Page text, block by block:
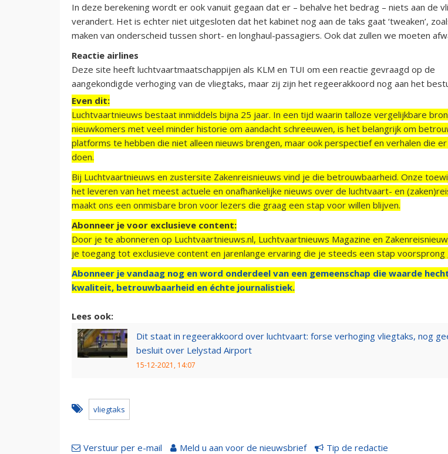
In deze berekening wordt er ook vanuit gegaan dat er – behalve het bedrag – niets aan de
verandert. Het is echter niet uitgesloten dat het kabinet nog aan de taks gaat ‘tweaken’,
maken van onderscheid tussen short- en longhaul-passagiers. Ook dat zullen we moeten
Reactie airlines
Deze site heeft luchtvaartmaatschappijen als KLM en TUI om een reactie gevraagd op de
aangekondigde verhoging van de vliegtaks, maar zij zijn het regeerakkoord nog aan het
Even dit:
Luchtvaartnieuws bestaat inmiddels bijna 25 jaar. In een tijd waarin talloze vergelijkbare
nieuwkomers met veel minder historie om aandacht schreeuwen, is het belangrijk om
platforms te hebben die niet alleen nieuws brengen, maar ook perspectief en verhalen die
doen.
Bij Luchtvaartnieuws en zustersite Zakenreisnieuws vind je die betrouwbaarheid. Onze
het leveren van het meest actuele en onafhankelijke nieuws over de luchtvaart- en
maakt ons een onmisbare bron voor lezers die graag een stap voor willen blijven.
Abonneer je voor exclusieve content:
Door je te abonneren op Luchtvaartnieuws.nl, Luchtvaartnieuws Magazine en
je toegang tot exclusieve content en jarenlange ervaring die je steeds een stap voorsprong
Abonneer je vandaag nog en word onderdeel van een gemeenschap die waarde
kwaliteit, betrouwbaarheid en échte journalistiek.
Lees ook:
Dit staat in regeerakkoord over luchtvaart: forse verhoging vliegtaks, nog
besluit over Lelystad Airport
15-12-2021, 14:07
vliegtaks
Verstuur per e-mail Meld u aan voor de nieuwsbrief Tip de redactie